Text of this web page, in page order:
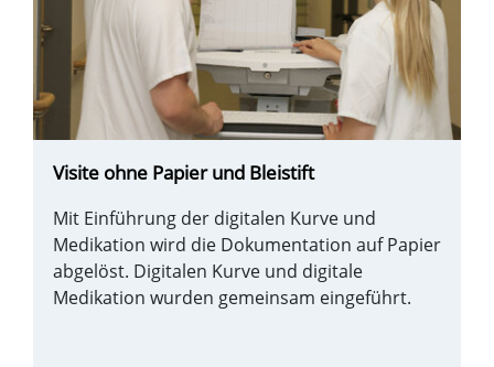
Visite ohne Papier und Bleistift
Mit Einführung der digitalen Kurve und
Medikation wird die Dokumentation auf Papier
abgelöst. Digitalen Kurve und digitale
Medikation wurden gemeinsam eingeführt.